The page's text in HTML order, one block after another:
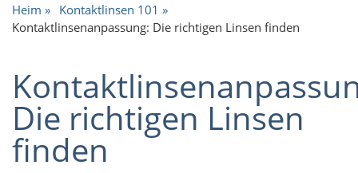
Heim
Kontaktlinsen 101
Kontaktlinsenanpassung: Die richtigen Linsen finden
Die richtigen Linsen
finden